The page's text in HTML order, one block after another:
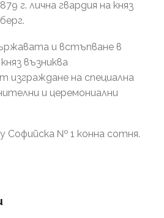
г. лична гвардия на княз
и встъпване в
възниква
на специална
и церемониални
Софийска № 1 конна сотня.